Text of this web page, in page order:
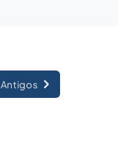
Antigos